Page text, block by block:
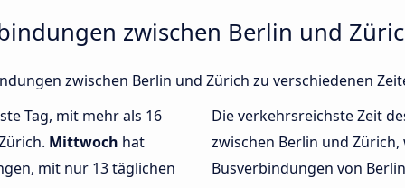
zwischen Berlin und
zwischen Berlin und Zürich zu verschiedenen
Tag, mit mehr als 16
Mittwoch hat
mit nur 13 täglichen
Die verkehrsreichste Zeit
zwischen Berlin und
Busverbindungen von